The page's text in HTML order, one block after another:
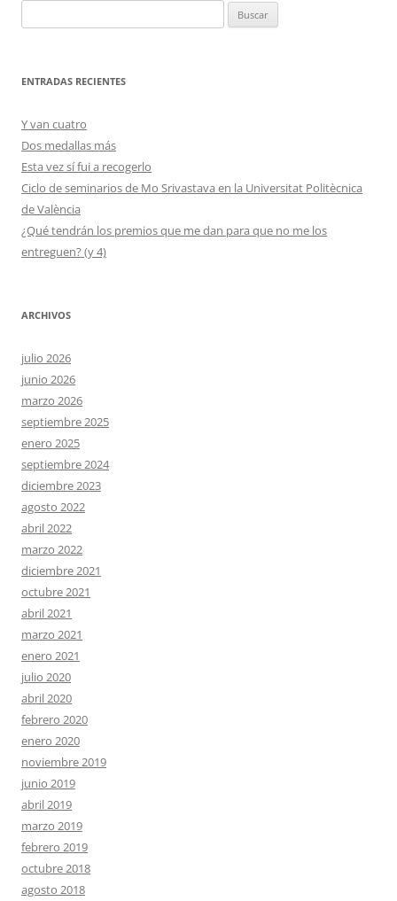
ENTRADAS RECIENTES
Y van cuatro
Dos medallas más
Esta vez sí fui a recogerlo
Ciclo de seminarios de Mo Srivastava en la Universitat Politècnica
de València
¿Qué tendrán los premios que me dan para que no me los
entreguen? (y 4)
ARCHIVOS
julio 2026
junio 2026
marzo 2026
septiembre 2025
enero 2025
septiembre 2024
diciembre 2023
agosto 2022
abril 2022
marzo 2022
diciembre 2021
octubre 2021
abril 2021
marzo 2021
enero 2021
julio 2020
abril 2020
febrero 2020
enero 2020
noviembre 2019
junio 2019
abril 2019
marzo 2019
febrero 2019
octubre 2018
agosto 2018